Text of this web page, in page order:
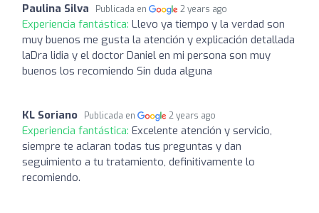
Paulina Silva Publicada en 2 years ago
Experiencia fantástica: Llevo ya tiempo y la verdad son
muy buenos me gusta la atención y explicación detallada
laDra lidia y el doctor Daniel en mi persona son muy
buenos los recomiendo Sin duda alguna
KL Soriano Publicada en 2 years ago
Experiencia fantástica: Excelente atención y servicio,
siempre te aclaran todas tus preguntas y dan
seguimiento a tu tratamiento, definitivamente lo
recomiendo.